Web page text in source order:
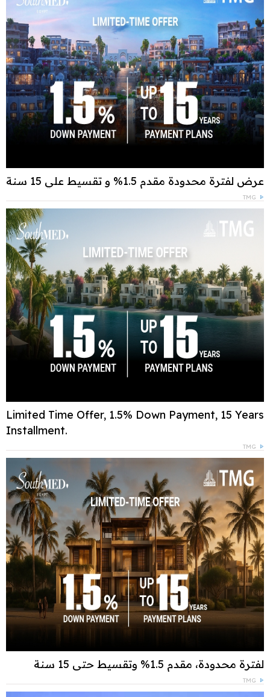
عرض لفترة محدودة مقدم 1.5% و تقسيط علي 15 سنة
TMG
Limited Time Offer, 1.5% Down Payment, 15 Years
Installment.
TMG
لفترة محدودة، مقدم 1.5% وتقسيط حتى 15 سنة
TMG